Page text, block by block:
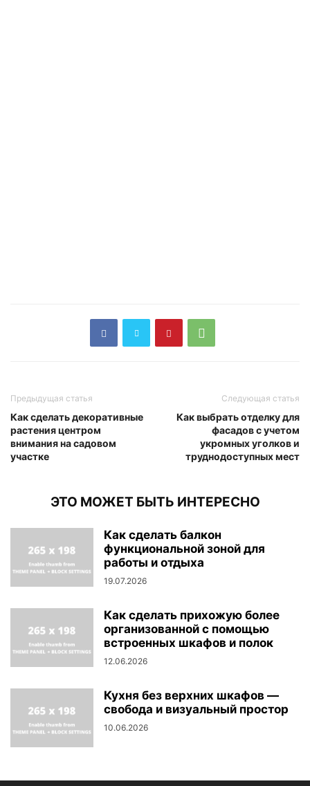
Предыдущая статья
Как сделать декоративные
растения центром
внимания на садовом
участке
Следующая статья
Как выбрать отделку для
фасадов с учетом
укромных уголков и
труднодоступных мест
ЭТО МОЖЕТ БЫТЬ ИНТЕРЕСНО
Как сделать балкон
функциональной зоной для
работы и отдыха
19.07.2026
Как сделать прихожую более
организованной с помощью
встроенных шкафов и полок
12.06.2026
Кухня без верхних шкафов —
свобода и визуальный простор
10.06.2026